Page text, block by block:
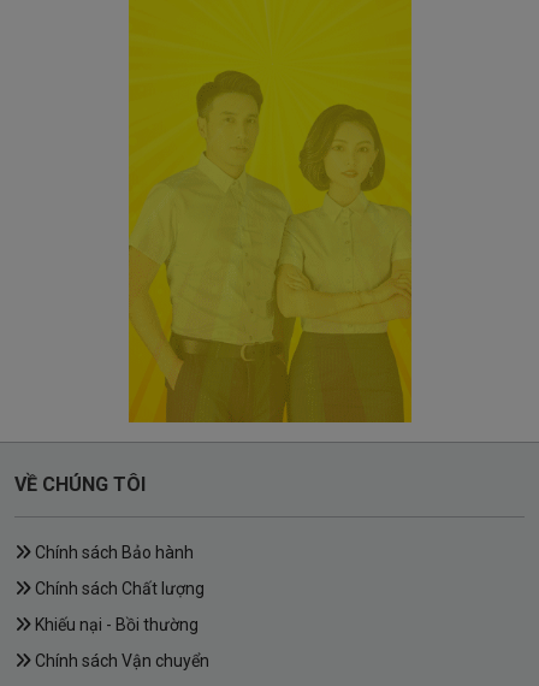
VỀ CHÚNG TÔI
Chính sách Bảo hành
Chính sách Chất lượng
Khiếu nại - Bồi thường
Chính sách Vận chuyển